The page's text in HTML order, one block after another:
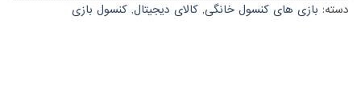
دسته: بازی های کنسول خانگی, کالای دیجیتال, کنسول بازی